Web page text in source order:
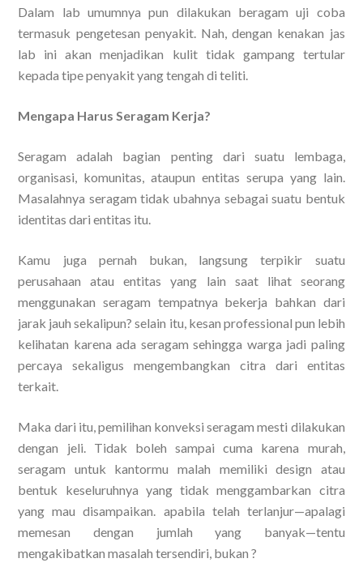
Dalam lab umumnya pun dilakukan beragam uji coba
termasuk pengetesan penyakit. Nah, dengan kenakan jas
lab ini akan menjadikan kulit tidak gampang tertular
kepada tipe penyakit yang tengah di teliti.
Mengapa Harus Seragam Kerja?
Seragam adalah bagian penting dari suatu lembaga,
organisasi, komunitas, ataupun entitas serupa yang lain.
Masalahnya seragam tidak ubahnya sebagai suatu bentuk
identitas dari entitas itu.
Kamu juga pernah bukan, langsung terpikir suatu
perusahaan atau entitas yang lain saat lihat seorang
menggunakan seragam tempatnya bekerja bahkan dari
jarak jauh sekalipun? selain itu, kesan professional pun lebih
kelihatan karena ada seragam sehingga warga jadi paling
percaya sekaligus mengembangkan citra dari entitas
terkait.
Maka dari itu, pemilihan konveksi seragam mesti dilakukan
dengan jeli. Tidak boleh sampai cuma karena murah,
seragam untuk kantormu malah memiliki design atau
bentuk keseluruhnya yang tidak menggambarkan citra
yang mau disampaikan. apabila telah terlanjur—apalagi
memesan dengan jumlah yang banyak—tentu
mengakibatkan masalah tersendiri, bukan ?